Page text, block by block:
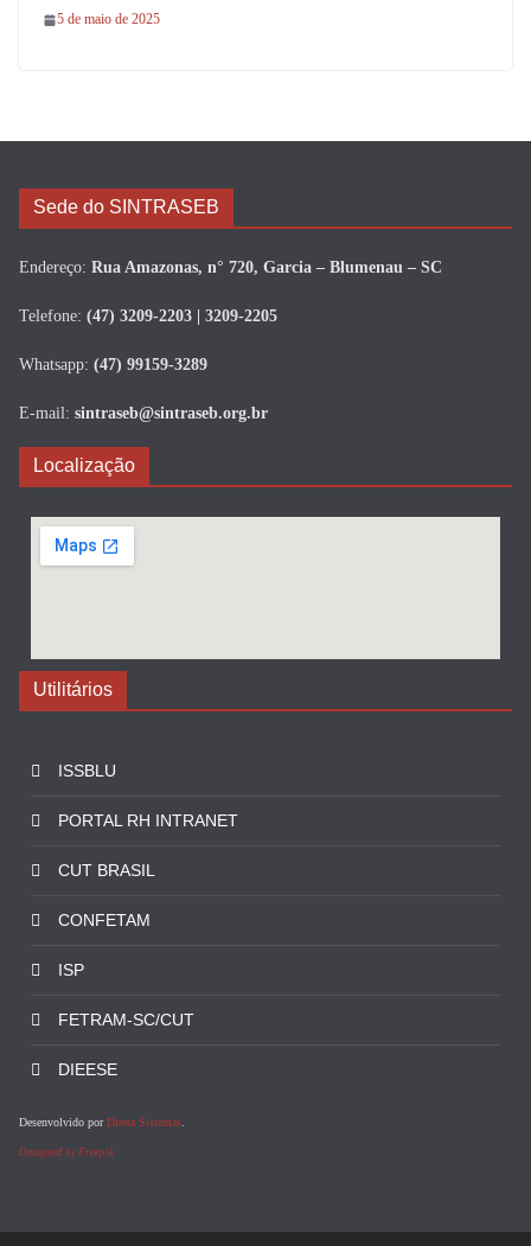
5 de maio de 2025
Sede do SINTRASEB
Endereço: Rua Amazonas, n° 720, Garcia – Blumenau – SC
Telefone: (47) 3209-2203 | 3209-2205
Whatsapp: (47) 99159-3289
E-mail: sintraseb@sintraseb.org.br
Localização
Utilitários
ISSBLU
PORTAL RH INTRANET
CUT BRASIL
CONFETAM
ISP
FETRAM-SC/CUT
DIEESE
Desenvolvido porDireta Sistemas
Designed by Freepik